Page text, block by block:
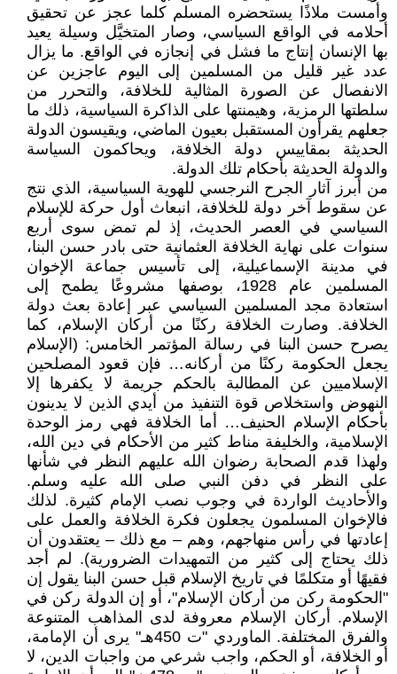
وأمست ملاذًا يستحضره المسلم كلما عجز عن تحقيق
أحلامه في الواقع السياسي، وصار المتخيَّل وسيلة يعيد
بها الإنسان إنتاج ما فشل في إنجازه في الواقع. ما يزال
عدد غير قليل من المسلمين إلى اليوم عاجزين عن
الانفصال عن الصورة المثالية للخلافة، والتحرر من
سلطتها الرمزية، وهيمنتها على الذاكرة السياسية، ذلك ما
جعلهم يقرأون المستقبل بعيون الماضي، ويقيسون الدولة
الحديثة بمقاييس دولة الخلافة، ويحاكمون السياسة
والدولة الحديثة بأحكام تلك الدولة.
من أبرز آثار الجرح النرجسي للهوية السياسية، الذي نتج
عن سقوط آخر دولة للخلافة، انبعاث أول حركة للإسلام
السياسي في العصر الحديث، إذ لم تمض سوى أربع
سنوات على نهاية الخلافة العثمانية حتى بادر حسن البنا،
في مدينة الإسماعيلية، إلى تأسيس جماعة الإخوان
المسلمين عام 1928، بوصفها مشروعًا يطمح إلى
استعادة مجد المسلمين السياسي عبر إعادة بعث دولة
الخلافة. وصارت الخلافة ركنًا من أركان الإسلام، كما
يصرح حسن البنا في رسالة المؤتمر الخامس: (الإسلام
يجعل الحكومة ركنًا من أركانه… فإن قعود المصلحين
الإسلاميين عن المطالبة بالحكم جريمة لا يكفرها إلا
النهوض واستخلاص قوة التنفيذ من أيدي الذين لا يدينون
بأحكام الإسلام الحنيف… أما الخلافة فهي رمز الوحدة
الإسلامية، والخليفة مناط كثير من الأحكام في دين الله،
ولهذا قدم الصحابة رضوان الله عليهم النظر في شأنها
على النظر في دفن النبي صلى الله عليه وسلم.
والأحاديث الواردة في وجوب نصب الإمام كثيرة. لذلك
فالإخوان المسلمون يجعلون فكرة الخلافة والعمل على
إعادتها في رأس منهاجهم، وهم – مع ذلك – يعتقدون أن
ذلك يحتاج إلى كثير من التمهيدات الضرورية). لم أجد
فقيهًا أو متكلمًا في تاريخ الإسلام قبل حسن البنا يقول إن
"الحكومة ركن من أركان الإسلام"، أو إن الدولة ركن في
الإسلام. أركان الإسلام معروفة لدى المذاهب المتنوعة
والفرق المختلفة. الماوردي "ت 450هـ" يرى أن الإمامة،
أو الخلافة، أو الحكم، واجب شرعي من واجبات الدين، لا